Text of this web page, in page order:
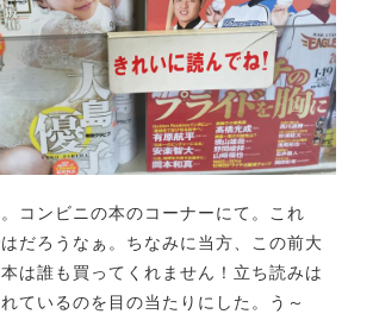
コンビニの本のコーナーにて。これ
だろうなぁ。ちなみに当方、この前大
は誰も買ってくれません！立ち読みは
ているのを目の当たりにした。う～